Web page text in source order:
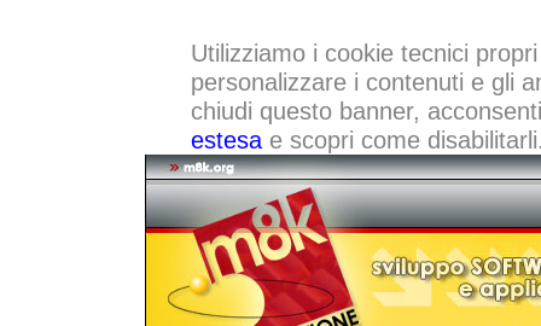
Utilizziamo i cookie tecnici
personalizzare i contenuti e gli
chiudi questo banner,
estesae scopri come